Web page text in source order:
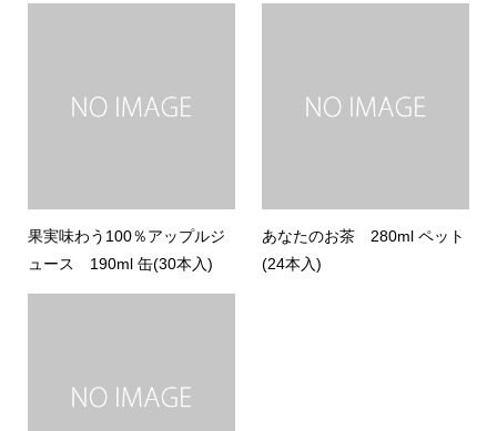
果実味わう100％アップルジ
ュース 190ml 缶(30本入)
あなたのお茶 280ml ペット
(24本入)